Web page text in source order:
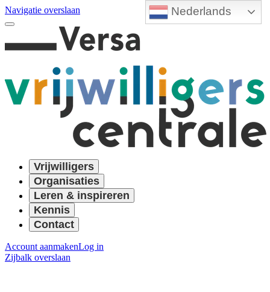
Nederlands
Navigatie overslaan
Vrijwilligers
Organisaties
Leren & inspireren
Kennis
Contact
Account aanmakenLog in
Zijbalk overslaan